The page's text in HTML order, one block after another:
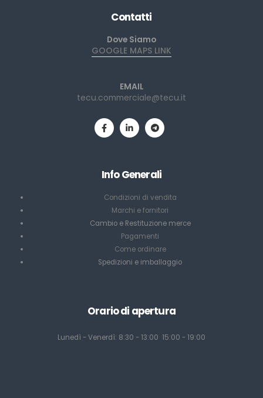
Contatti
Dove Siamo
GOOGLE MAPS LINK
EMAIL
tecu.commerciale@tecu.it
Info Generali
Condizioni di vendita
Marchi e fornitori
Cambio e Restituzione merce
Pagamenti
Come ordinare
Spedizioni e imballaggio
Orario di apertura
Lunedì - Venerdì: 8:30 - 13:00 15:00 - 19:00